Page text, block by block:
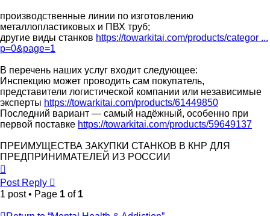
производственные линии по изготовлению
металлопластиковых и ПВХ труб;
другие виды станков https://towarkitai.com/products/categor ...
p=0&page=1
В перечень наших услуг входит следующее:
Инспекцию может проводить сам покупатель,
представители логистической компании или независимые
эксперты https://towarkitai.com/products/61449850
Последний вариант — самый надёжный, особенно при
первой поставке https://towarkitai.com/products/59649137
ПРЕИМУЩЕСТВА ЗАКУПКИ СТАНКОВ В КНР ДЛЯ
ПРЕДПРИНИМАТЕЛЕЙ ИЗ РОССИИ
Post Reply
1 post • Page 1 of 1